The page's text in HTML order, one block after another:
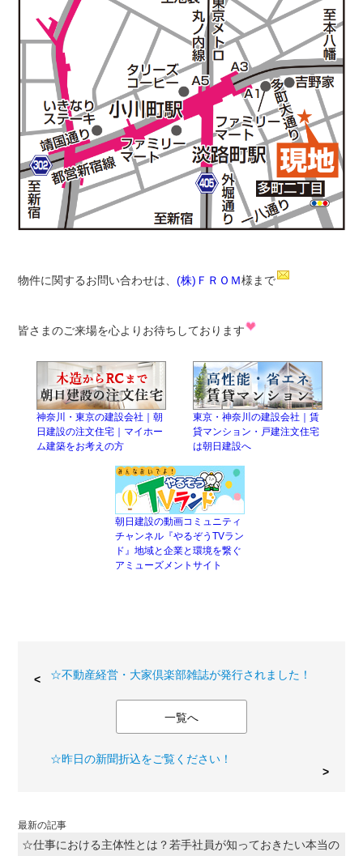
物件に関するお問い合わせは、 (株)ＦＲＯＭ様まで
皆さまのご来場を心よりお待ちしております
神奈川・東京の建設会社｜朝
日建設の注文住宅｜マイホー
ム建築をお考えの方
東京・神奈川の建設会社｜賃
貸マンション・戸建注文住宅
は朝日建設へ
朝日建設の動画コミュニティ
チャンネル『やるぞうTVラン
ド』地域と企業と環境を繋ぐ
アミューズメントサイト
☆不動産経営・大家倶楽部雑誌が発行されました！
一覧へ
☆昨日の新聞折込をご覧ください！
最新の記事
☆仕事における主体性とは？若手社員が知っておきたい本当の